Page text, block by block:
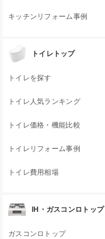
キッチンリフォーム事例
トイレトップ
トイレを探す
トイレ人気ランキング
トイレ価格・機能比較
トイレリフォーム事例
トイレ費用相場
IH・ガスコンロトップ
ガスコンロトップ